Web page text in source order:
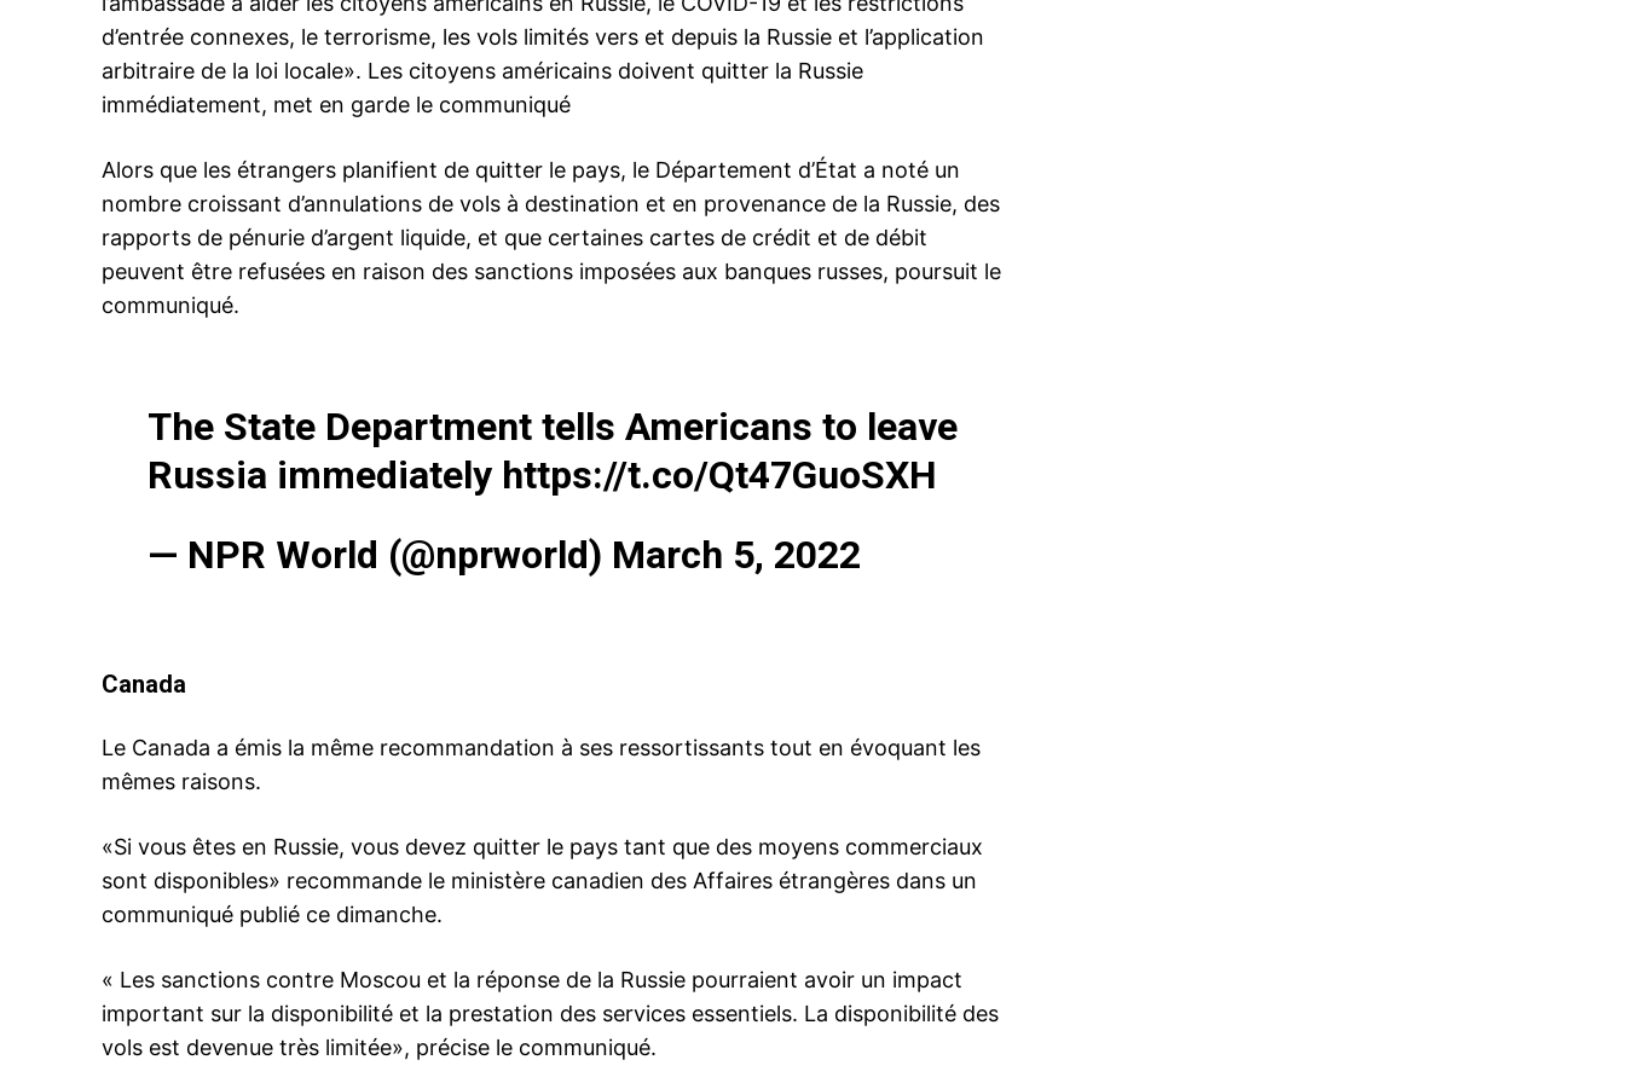
d’entrée connexes, le terrorisme, les vols limités vers et depuis la Russie et l’application
arbitraire de la loi locale». Les citoyens américains doivent quitter la Russie
immédiatement, met en garde le communiqué
Alors que les étrangers planifient de quitter le pays, le Département d’État a noté un
nombre croissant d’annulations de vols à destination et en provenance de la Russie, des
rapports de pénurie d’argent liquide, et que certaines cartes de crédit et de débit
peuvent être refusées en raison des sanctions imposées aux banques russes, poursuit le
communiqué.
The State Department tells Americans to leave
Russia immediately https://t.co/Qt47GuoSXH
— NPR World (@nprworld) March 5, 2022
Canada
Le Canada a émis la même recommandation à ses ressortissants tout en évoquant les
mêmes raisons.
«Si vous êtes en Russie, vous devez quitter le pays tant que des moyens commerciaux
sont disponibles» recommande le ministère canadien des Affaires étrangères dans un
communiqué publié ce dimanche.
« Les sanctions contre Moscou et la réponse de la Russie pourraient avoir un impact
important sur la disponibilité et la prestation des services essentiels. La disponibilité des
vols est devenue très limitée», précise le communiqué.